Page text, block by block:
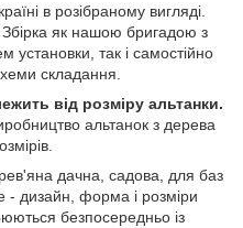
в розібраному вигляді.
Збірка як нашою бригадою з
установки, так і самостійно
складання.
від розміру альтанки.
альтанок з дерева
дачна, садова, для баз
- дизайн, форма і розміри
безпосередньо із